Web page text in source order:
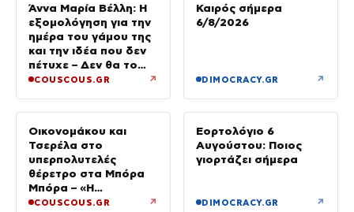
Άννα Μαρία Βέλλη: Η
εξομολόγηση για την
ημέρα του γάμου της
και την ιδέα που δεν
πέτυχε – Δεν θα το
ξαναέκανα
COUSCOUS.GR ↗
Καιρός σήμερα
6/8/2026
DIMOCRACY.GR ↗
Οικονομάκου και
Τσερέλα στο
υπερπολυτελές
θέρετρο στα Μπόρα
Μπόρα – «Η
μεγαλύτερη
COUSCOUS.GR ↗
Εορτολόγιο 6
Αυγούστου: Ποιος
γιορτάζει σήμερα
DIMOCRACY.GR ↗